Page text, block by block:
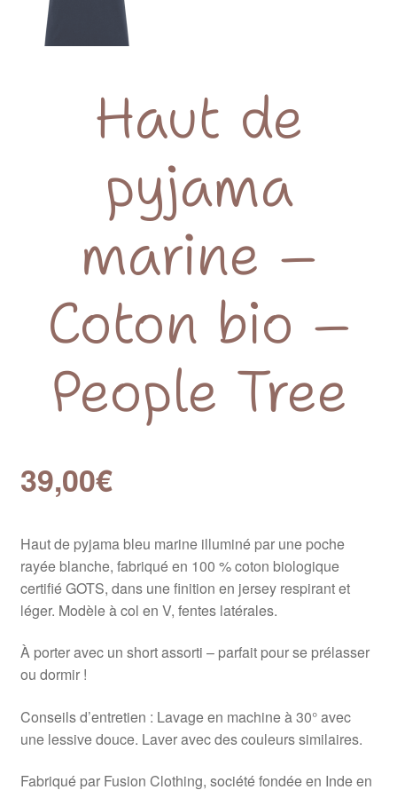
Haut de
pyjama
marine –
Coton bio –
People Tree
39,00€
Haut de pyjama bleu marine illuminé par une poche
rayée blanche, fabriqué en 100 % coton biologique
certifié GOTS, dans une finition en jersey respirant et
léger. Modèle à col en V, fentes latérales.
À porter avec un short assorti – parfait pour se prélasser
ou dormir !
Conseils d’entretien : Lavage en machine à 30° avec
une lessive douce. Laver avec des couleurs similaires.
Fabriqué par Fusion Clothing, société fondée en Inde en